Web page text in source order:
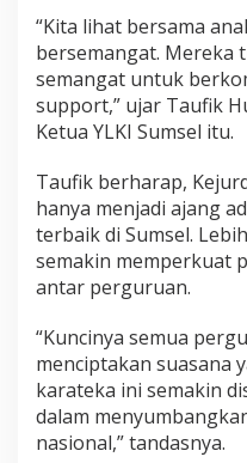
“Kita lihat bersama
bersemangat. Mereka
semangat untuk
support,” ujar Taufik
Ketua YLKI Sumsel itu.
Taufik berharap,
hanya menjadi ajang
terbaik di Sumsel.
semakin memperkuat
antar perguruan.
“Kuncinya semua
menciptakan suasana
karateka ini semakin
dalam
nasional,” tandasnya.